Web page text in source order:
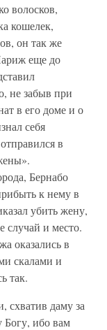
волосков,
кошелек,
он так же
еще до
не забыв при
в его доме и о
себя
в
Бернабо
к нему в
убить жену,
случай и место.
оказались в
скалами и
так.
даму за
Богу, ибо вам